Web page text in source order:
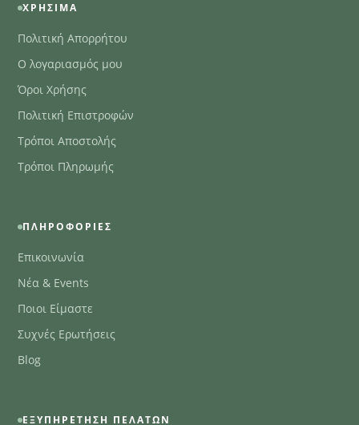
ΧΡΉΣΙΜΑ
Πολιτική Απορρήτου
Ο λογαριασμός μου
Όροι Χρήσης
Πολιτική Επιστροφών
Τρόποι Αποστολής
Τρόποι Πληρωμής
ΠΛΗΡΟΦΟΡΊΕΣ
Επικοινωνία
Νέα & Events
Ποιοι Είμαστε
Συχνές Ερωτήσεις
Blog
ΕΞΥΠΗΡΈΤΗΣΗ ΠΕΛΑΤΏΝ